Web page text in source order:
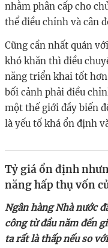
nhằm phân cấp cho
thể điều chỉnh và cân
Cũng cần nhất quán
khó khăn thì điều
năng triển khai tốt
bối cảnh phải điều
một thế giới đầy biến
là yếu tố khá ổn định
Tỷ giá ổn định
năng hấp thụ vốn
Ngân hàng Nhà nước
công từ đầu năm đến
ta rất là thấp nếu so